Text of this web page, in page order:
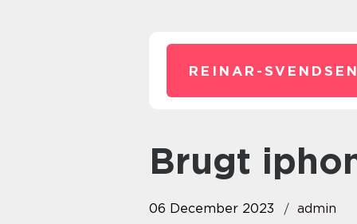
REINAR-
brugt
06 December 2023 admin